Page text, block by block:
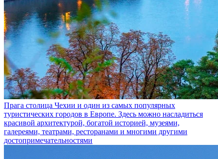
Прага столица Чехии и один из самых популярных
туристических городов в Европе. Здесь можно насладиться
красивой архитектурой, богатой историей, музеями,
галереями, театрами, ресторанами и многими другими
достопримечательностями